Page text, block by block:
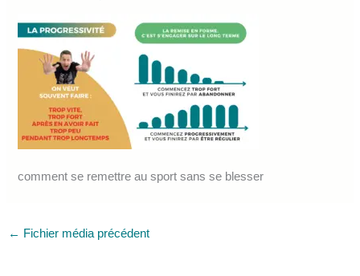
comment se remettre au sport sans se blesser
← Fichier média précédent